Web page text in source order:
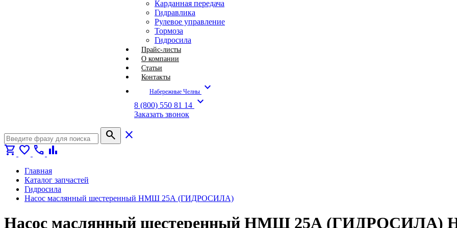
Карданная передача
Гидравлика
Рулевое управление
Тормоза
Гидросила
Прайс-листы
О компании
Статьи
Контакты
Набережные Челны expand_more
8 (800) 550 81 14 expand_more
Заказать звонок
search
close
shopping_cart favorite call bar_chart
Главная
Каталог запчастей
Гидросила
Насос маслянный шестеренный НМШ 25А (ГИДРОСИЛА)
Насос маслянный шестеренный НМШ 25А